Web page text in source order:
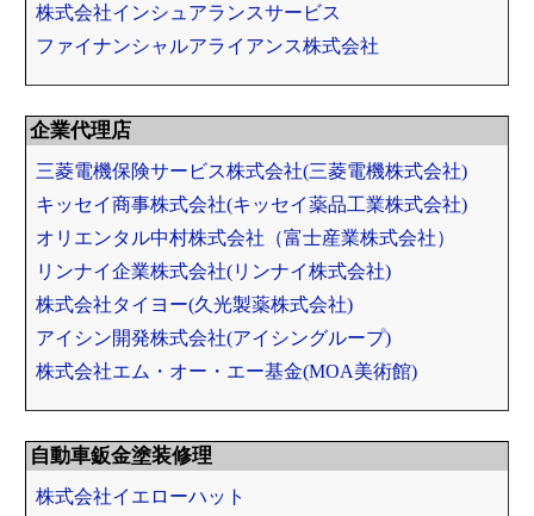
株式会社インシュアランスサービス
ファイナンシャルアライアンス株式会社
企業代理店
三菱電機保険サービス株式会社(三菱電機株式会社)
キッセイ商事株式会社(キッセイ薬品工業株式会社)
オリエンタル中村株式会社（富士産業株式会社）
リンナイ企業株式会社(リンナイ株式会社)
株式会社タイヨー(久光製薬株式会社)
アイシン開発株式会社(アイシングループ)
株式会社エム・オー・エー基金(MOA美術館)
自動車鈑金塗装修理
株式会社イエローハット